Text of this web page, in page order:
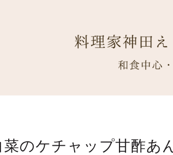
菜のケチャップ甘酢あ